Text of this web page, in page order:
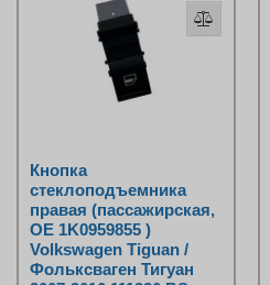
Кнопка
стеклоподъемника
правая (пассажирская,
OE 1K0959855 )
Volkswagen Tiguan /
Фольксваген Тигуан